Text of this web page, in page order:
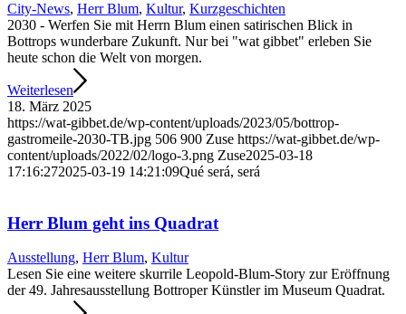
City-News, Herr Blum, Kultur, Kurzgeschichten
2030 - Werfen Sie mit Herrn Blum einen satirischen Blick in
Bottrops wunderbare Zukunft. Nur bei "wat gibbet" erleben Sie
heute schon die Welt von morgen.
Weiterlesen
18. März 2025
https://wat-gibbet.de/wp-content/uploads/2023/05/bottrop-
gastromeile-2030-TB.jpg 506 900 Zuse https://wat-gibbet.de/wp-
content/uploads/2022/02/logo-3.png Zuse2025-03-18
17:16:272025-03-19 14:21:09Qué será, será
Herr Blum geht ins Quadrat
Ausstellung, Herr Blum, Kultur
Lesen Sie eine weitere skurrile Leopold-Blum-Story zur Eröffnung
der 49. Jahresausstellung Bottroper Künstler im Museum Quadrat.